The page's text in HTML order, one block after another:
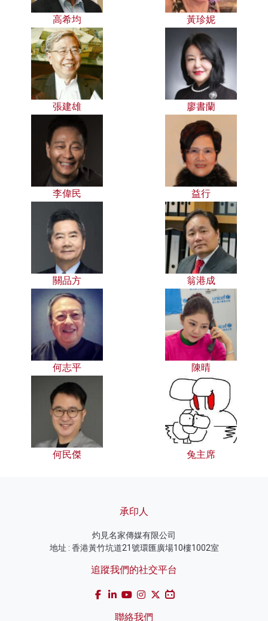
高希均 黃珍妮
張建雄 廖書蘭
李偉民 益行
關品方 翁港成
何志平 陳晴
何民傑 兔主席
承印人
灼見名家傳媒有限公司
地址 : 香港黃竹坑道21號環匯廣場10樓1002室
追蹤我們的社交平台
聯絡我們